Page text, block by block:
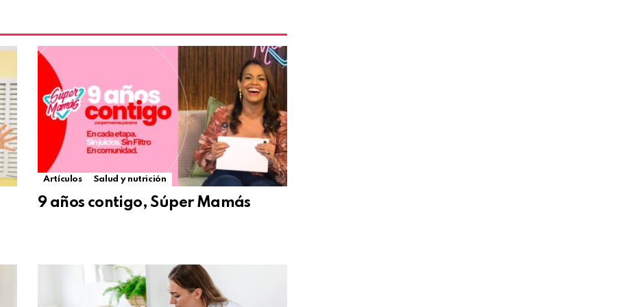
Artículos Salud y nutrición
9 años contigo, Súper Mamás